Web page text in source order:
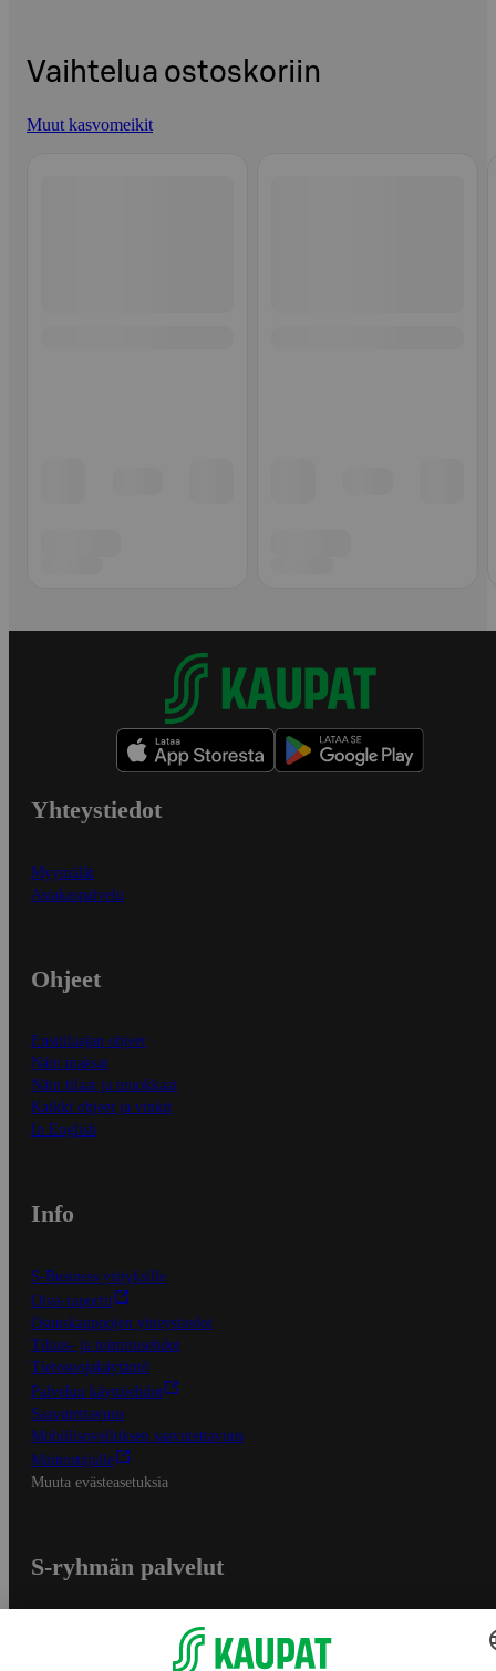
Vaihtelua ostoskoriin
Muut kasvomeikit
Yhteystiedot
Myymälät
Asiakaspalvelu
Ohjeet
Ensitilaajan ohjeet
Näin maksat
Näin tilaat ja muokkaat
Kaikki ohjeet ja vinkit
In English
Info
S-Business yrityksille
Oiva-raportit
Osuuskauppojen yhteystiedot
Tilaus- ja toimitusehdot
Tietosuojakäytäntö
Palvelun käyttöehdot
Saavutettavuus
Mobiilisovelluksen saavutettavuus
Mainostajalle
Muuta evästeasetuksia
S-ryhmän palvelut